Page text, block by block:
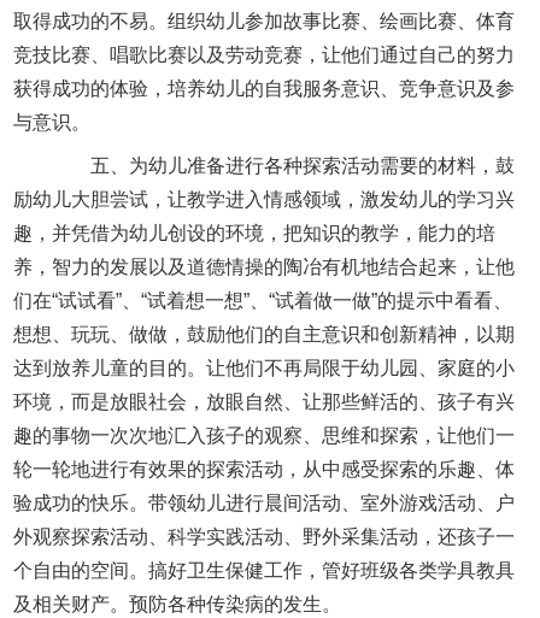
取得成功的不易。组织幼儿参加故事比赛、绘画比赛、体育
竞技比赛、唱歌比赛以及劳动竞赛，让他们通过自己的努力
获得成功的体验，培养幼儿的自我服务意识、竞争意识及参
与意识。
五、为幼儿准备进行各种探索活动需要的材料，鼓
励幼儿大胆尝试，让教学进入情感领域，激发幼儿的学习兴
趣，并凭借为幼儿创设的环境，把知识的教学，能力的培
养，智力的发展以及道德情操的陶冶有机地结合起来，让他
们在“试试看”、“试着想一想”、“试着做一做”的提示中看看、
想想、玩玩、做做，鼓励他们的自主意识和创新精神，以期
达到放养儿童的目的。让他们不再局限于幼儿园、家庭的小
环境，而是放眼社会，放眼自然、让那些鲜活的、孩子有兴
趣的事物一次次地汇入孩子的观察、思维和探索，让他们一
轮一轮地进行有效果的探索活动，从中感受探索的乐趣、体
验成功的快乐。带领幼儿进行晨间活动、室外游戏活动、户
外观察探索活动、科学实践活动、野外采集活动，还孩子一
个自由的空间。搞好卫生保健工作，管好班级各类学具教具
及相关财产。预防各种传染病的发生。